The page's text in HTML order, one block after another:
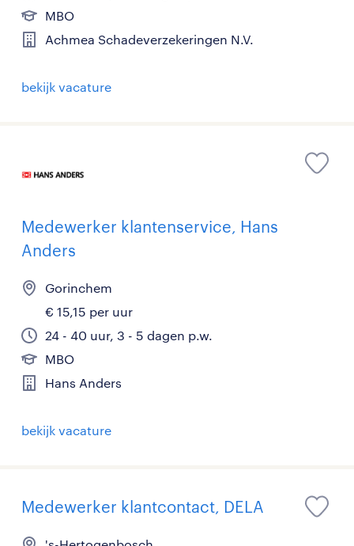
MBO
Achmea Schadeverzekeringen N.V.
bekijk vacature
Medewerker klantenservice, Hans
Anders
Gorinchem
€ 15,15 per uur
24 - 40 uur, 3 - 5 dagen p.w.
MBO
Hans Anders
bekijk vacature
Medewerker klantcontact, DELA